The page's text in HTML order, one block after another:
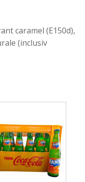
caramel (E150d),
(inclusiv